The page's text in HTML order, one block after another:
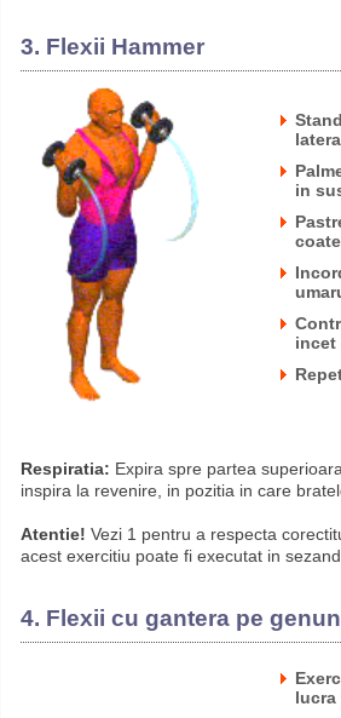
3. Flexii Hammer
in
incet
Respiratia: Expira spre partea
inspira la revenire, in pozitia in care
Atentie! Vezi 1 pentru a respecta
acest exercitiu poate fi executat in sezand.
4. Flexii cu gantera pe